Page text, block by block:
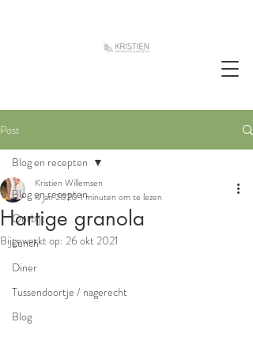
Post
Blog en recepten
Ontbijt
Lunch
Diner
Tussendoortje / nagerecht
Blog
Blog en recepten
Hartige granola
Kristien Willemsen
4 jan 20201 minuten om te lezen
Bijgewerkt op: 26 okt 2021